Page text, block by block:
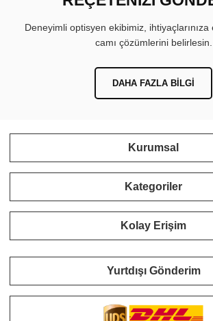
Deneyimli optisyen ekibimiz,
camı çözümlerini belirlesin.
DAHA FAZLA BILGI
Kurumsal
Kategoriler
Kolay Erişim
Yurtdışı Gönderim